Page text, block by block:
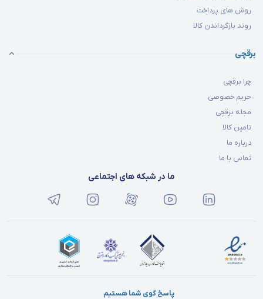
روش های پرداخت
روند بازگرداندن کالا
برقچی
چرا برقچی
حریم خصوصی
مجله برقچی
تامین کالا
درباره ما
تماس با ما
ما در شبکه های اجتماعی
پاسخ گوی شما هستیم